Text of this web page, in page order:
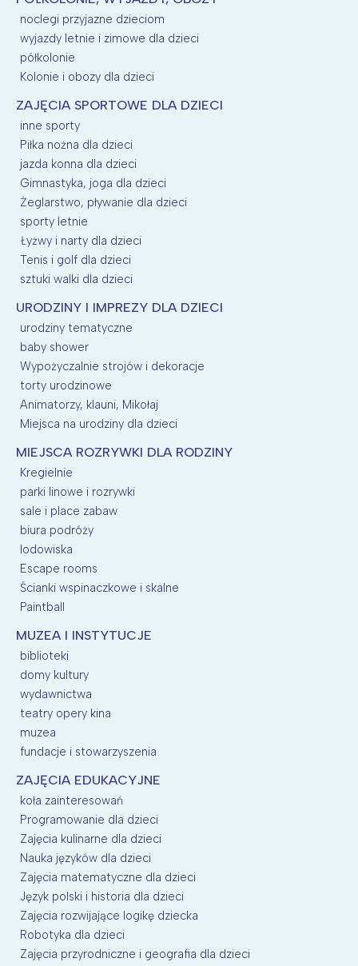
noclegi przyjazne dzieciom
wyjazdy letnie i zimowe dla dzieci
półkolonie
Kolonie i obozy dla dzieci
ZAJĘCIA SPORTOWE DLA DZIECI
inne sporty
Piłka nożna dla dzieci
jazda konna dla dzieci
Gimnastyka, joga dla dzieci
Żeglarstwo, pływanie dla dzieci
sporty letnie
Łyżwy i narty dla dzieci
Tenis i golf dla dzieci
sztuki walki dla dzieci
URODZINY I IMPREZY DLA DZIECI
urodziny tematyczne
baby shower
Wypożyczalnie strojów i dekoracje
torty urodzinowe
Animatorzy, klauni, Mikołaj
Miejsca na urodziny dla dzieci
MIEJSCA ROZRYWKI DLA RODZINY
Kregielnie
parki linowe i rozrywki
sale i place zabaw
biura podróży
lodowiska
Escape rooms
Ścianki wspinaczkowe i skalne
Paintball
MUZEA I INSTYTUCJE
biblioteki
domy kultury
wydawnictwa
teatry opery kina
muzea
fundacje i stowarzyszenia
ZAJĘCIA EDUKACYJNE
koła zainteresowań
Programowanie dla dzieci
Zajęcia kulinarne dla dzieci
Nauka języków dla dzieci
Zajęcia matematyczne dla dzieci
Język polski i historia dla dzieci
Zajęcia rozwijające logikę dziecka
Robotyka dla dzieci
Zajęcia przyrodniczne i geografia dla dzieci